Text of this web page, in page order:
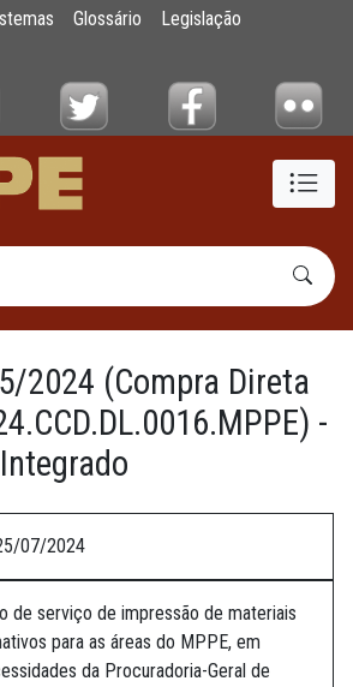
(Compra Direta n.º
Glossário
Legislação
2024 (Compra Direta
-
07/2024
de serviço de impressão de materiais
para as áreas do MPPE, em
da Procuradoria-Geral de